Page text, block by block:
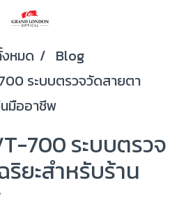
หมด
Blog
ระบบตรวจวัดสายตา
มืออาชีพ
700 ระบบตรวจ
ยะสำหรับร้าน